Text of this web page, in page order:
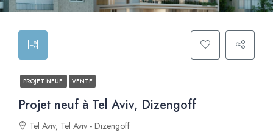
PROJET NEUF VENTE
Projet neuf à Tel Aviv, Dizengoff
Tel Aviv, Tel Aviv - Dizengoff